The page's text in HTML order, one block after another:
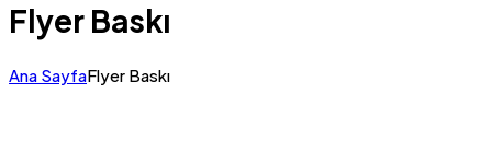
Flyer Baskı
Ana SayfaFlyer Baskı